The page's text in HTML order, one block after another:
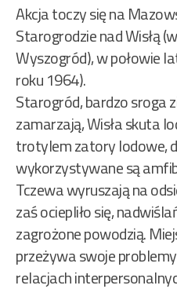
Akcja toczy się na
Starogrodzie nad Wisłą
Wyszogród), w połowie
roku 1964).
Starogród, bardzo sroga
zamarzają, Wisła skuta
trotylem zatory lodowe,
wykorzystywane są
Tczewa wyruszają na
zaś ociepliło się,
zagrożone powodzią.
przeżywa swoje
relacjach